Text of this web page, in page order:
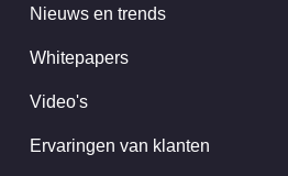
Nieuws en trends
Whitepapers
Video's
Ervaringen van klanten